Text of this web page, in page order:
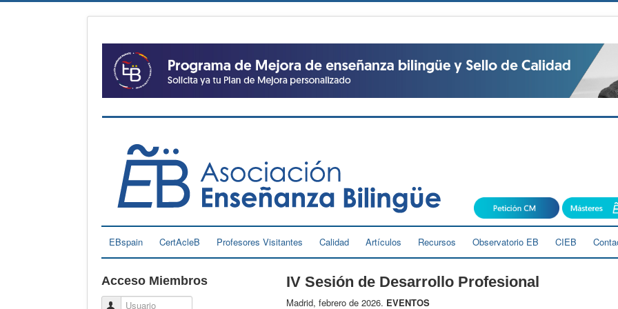
EBspain CertAcleB Profesores Visitantes Calidad Artículos Recursos Observatorio EB CIEB
Acceso Miembros
Usuario
IV Sesión de Desarrollo Profesional
Madrid, febrero de 2026. EVENTOS